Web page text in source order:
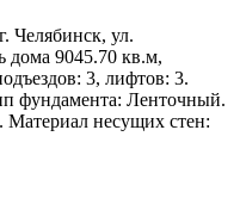
Челябинск, ул.
дома 9045.70 кв.м,
3, лифтов: 3.
фундамента: Ленточный.
несущих стен: